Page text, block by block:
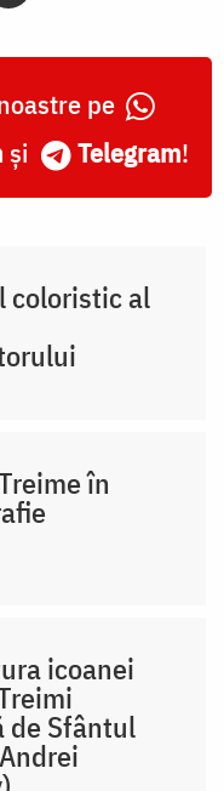
pe
și Telegram!
coloristic al
în
icoanei
de Sfântul